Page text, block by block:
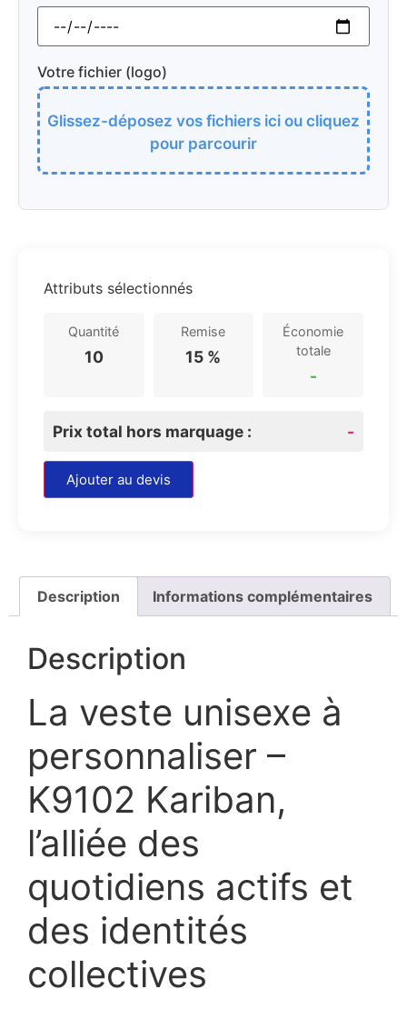
Votre fichier (logo)
Glissez-déposez vos fichiers ici ou cliquez
pour parcourir
Attributs sélectionnés
Quantité
10
Remise
15 %
Économie
totale
-
Prix total hors marquage : -
Ajouter au devis
Description Informations complémentaires
Description
La veste unisexe à
personnaliser –
K9102 Kariban,
l’alliée des
quotidiens actifs et
des identités
collectives